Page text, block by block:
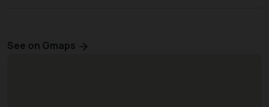
See on Gmaps